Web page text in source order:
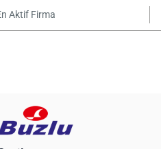
Aktif Firma